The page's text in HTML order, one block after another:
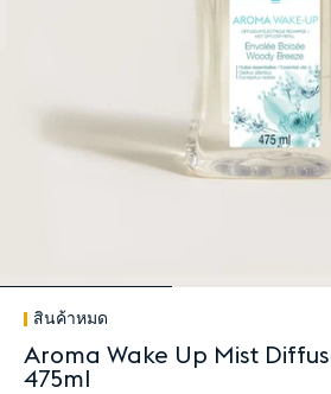
สินค้าหมด
Aroma Wake Up Mist
475ml